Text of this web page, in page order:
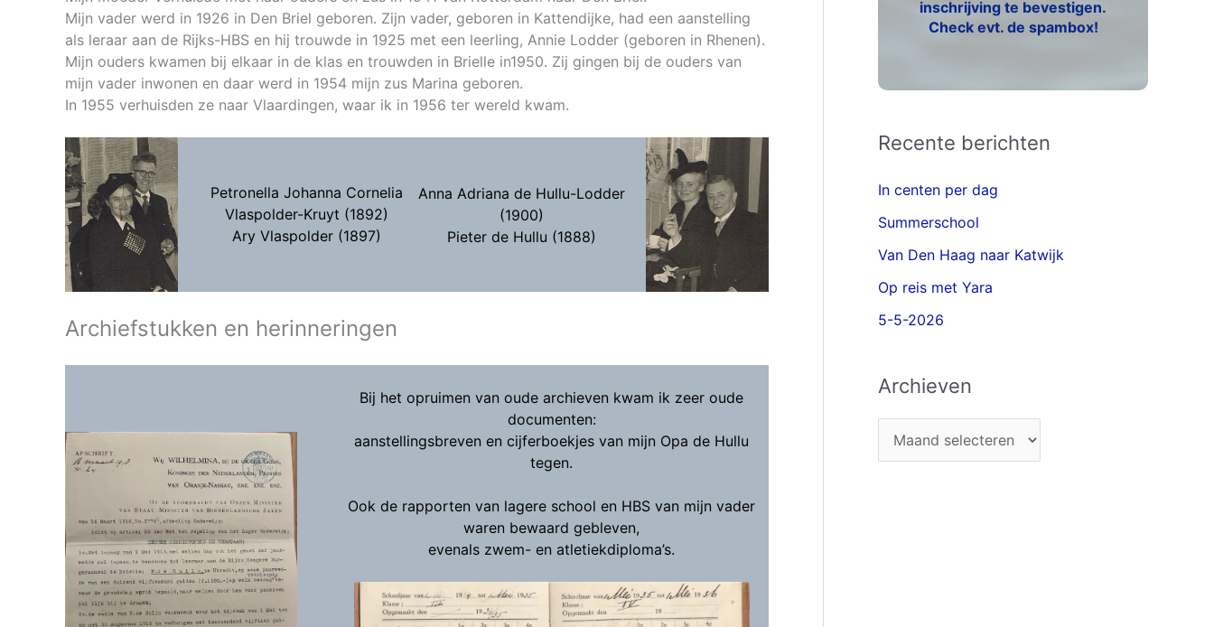
Mijn vader werd in 1926 in Den Briel geboren. Zijn vader, geboren in Kattendijke, had een aanstelling
als leraar aan de Rijks-HBS en hij trouwde in 1925 met een leerling, Annie Lodder (geboren in Rhenen).
Mijn ouders kwamen bij elkaar in de klas en trouwden in Brielle in1950. Zij gingen bij de ouders van
mijn vader inwonen en daar werd in 1954 mijn zus Marina geboren.
In 1955 verhuisden ze naar Vlaardingen, waar ik in 1956 ter wereld kwam.
Petronella Johanna Cornelia
Vlaspolder-Kruyt (1892)
Ary Vlaspolder (1897)
Anna Adriana de Hullu-Lodder
(1900)
Pieter de Hullu (1888)
Archiefstukken en herinneringen
Bij het opruimen van oude archieven kwam ik zeer oude
documenten:
aanstellingsbreven en cijferboekjes van mijn Opa de Hullu
tegen.
Ook de rapporten van lagere school en HBS van mijn vader
waren bewaard gebleven,
evenals zwem- en atletiekdiploma’s.
inschrijving te bevestigen.
Check evt. de spambox!
Recente berichten
In centen per dag
Summerschool
Van Den Haag naar Katwijk
Op reis met Yara
5-5-2026
Archieven